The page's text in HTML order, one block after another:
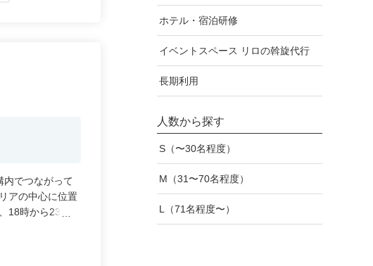
内でつながって
アの中心に位置
18時から23時の
お得な価格でお
ご利用に最適で
ホテル・宿泊研修
イベントスペース リロの斡旋代行
長期利用
人数から探す
S（〜30名程度）
M（31〜70名程度）
L（71名程度〜）